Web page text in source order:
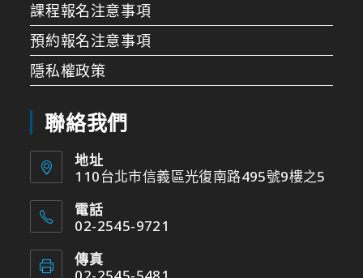
課程報名注意事項
預約報名注意事項
隱私權政策
聯絡我們
地址
110台北市信義區光復南路495號9樓之5
電話
02-2545-9721
傳真